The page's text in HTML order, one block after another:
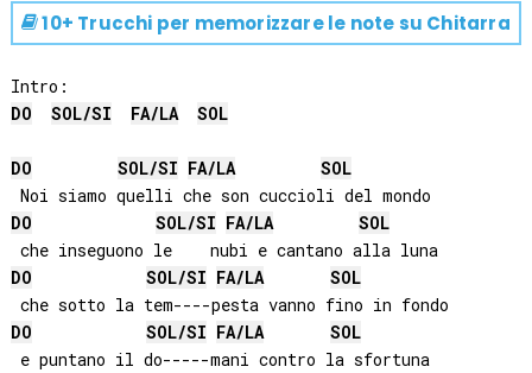
10+ Trucchi per memorizzare le note su Chitarra
DO
SOL/SI FA/LA SOL
DO SOL/SI FA/LA
SOL
DO
SOL/SI FA/LA
SOL
che inseguono le    nubi e cantano alla luna
DO
SOL/SI FA/LA
SOL
DO
SOL/SI FA/LA
SOL
e puntano il do-----mani contro la sfortuna